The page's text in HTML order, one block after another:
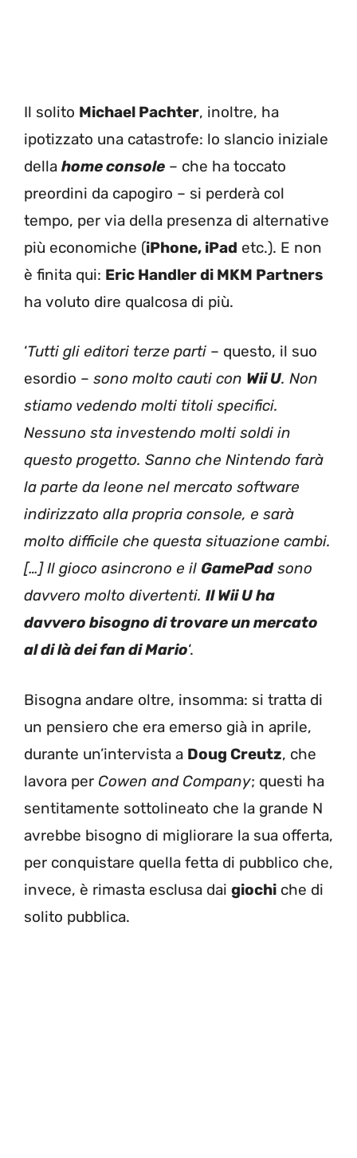
Il solito Michael Pachter, inoltre, ha
ipotizzato una catastrofe: lo slancio iniziale
della home console – che ha toccato
preordini da capogiro – si perderà col
tempo, per via della presenza di alternative
più economiche (iPhone, iPad etc.). E non
è finita qui: Eric Handler di MKM Partners
ha voluto dire qualcosa di più.
‘Tutti gli editori terze parti – questo, il suo
esordio – sono molto cauti con Wii U. Non
stiamo vedendo molti titoli specifici.
Nessuno sta investendo molti soldi in
questo progetto. Sanno che Nintendo farà
la parte da leone nel mercato software
indirizzato alla propria console, e sarà
molto difficile che questa situazione cambi.
[…] Il gioco asincrono e il GamePadsono
davvero molto divertenti. Il Wii U ha
davvero bisogno di trovare un mercato
al di là dei fan di Mario‘.
Bisogna andare oltre, insomma: si tratta di
un pensiero che era emerso già in aprile,
durante un’intervista a Doug Creutz, che
lavora per Cowen and Company; questi ha
sentitamente sottolineato che la grande N
avrebbe bisogno di migliorare la sua offerta,
per conquistare quella fetta di pubblico che,
invece, è rimasta esclusa dai giochi che di
solito pubblica.